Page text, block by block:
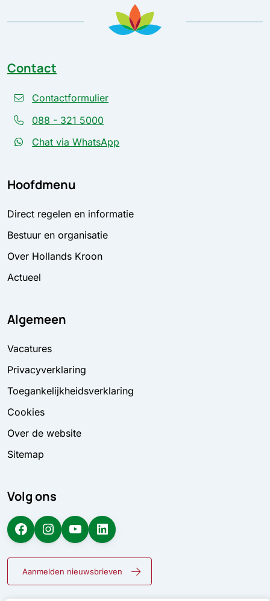
Contact
Contactformulier
088 - 321 5000
Chat via WhatsApp
Hoofdmenu
Direct regelen en informatie
Bestuur en organisatie
Over Hollands Kroon
Actueel
Algemeen
Vacatures
Privacyverklaring
Toegankelijkheidsverklaring
Cookies
Over de website
Sitemap
Volg ons
Facebook Instagram YouTube LinkedIn
Aanmelden nieuwsbrieven